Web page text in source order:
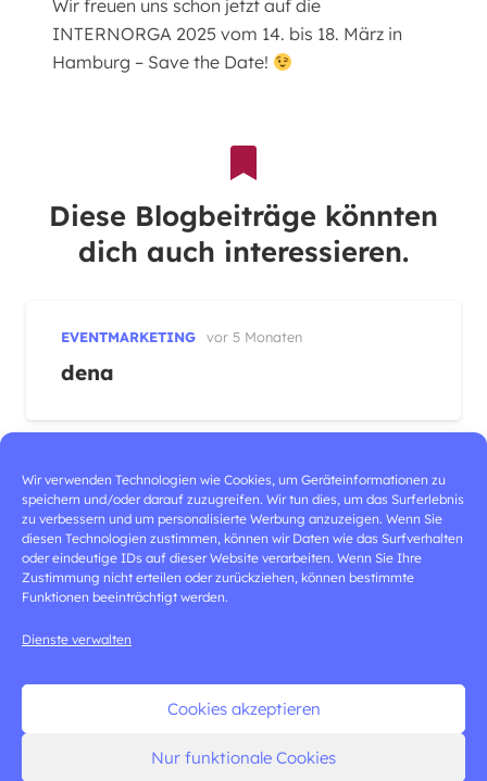
Wir verwenden Technologien wie Cookies, um Geräteinformationen zu
speichern und/oder darauf zuzugreifen. Wir tun dies, um das Surferlebnis
zu verbessern und um personalisierte Werbung anzuzeigen. Wenn Sie
diesen Technologien zustimmen, können wir Daten wie das Surfverhalten
oder eindeutige IDs auf dieser Website verarbeiten. Wenn Sie Ihre
Zustimmung nicht erteilen oder zurückziehen, können bestimmte
Funktionen beeinträchtigt werden.
Dienste verwalten
Cookies akzeptieren
Nur funktionale Cookies
Wir freuen uns schon jetzt auf die
INTERNORGA 2025 vom 14. bis 18. März in
Hamburg – Save the Date!
Diese Blogbeiträge könnten
dich auch interessieren.
EVENTMARKETING vor 5 Monaten
dena
SUPERPOWER vor 5 Monaten
WOGETRA
Neugierig geworden?